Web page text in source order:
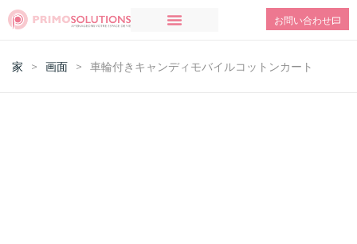
お問い合わせ
家 > 画面 > 車輪付きキャンディモバイルコットンカート